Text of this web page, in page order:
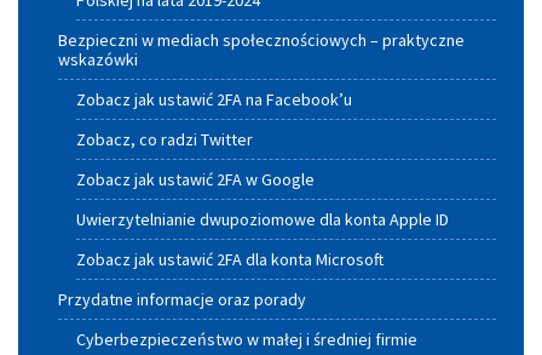
Bezpieczni w mediach społecznościowych – praktyczne
wskazówki
Zobacz jak ustawić 2FA na Facebook’u
Zobacz, co radzi Twitter
Zobacz jak ustawić 2FA w Google
Uwierzytelnianie dwupoziomowe dla konta Apple ID
Zobacz jak ustawić 2FA dla konta Microsoft
Przydatne informacje oraz porady
Cyberbezpieczeństwo w małej i średniej firmie